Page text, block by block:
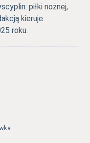
piłki nożnej,
kieruje
roku.